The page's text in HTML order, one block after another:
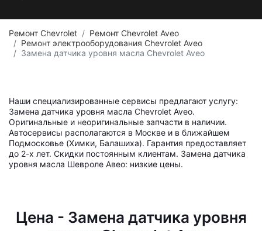
Ремонт Chevrolet
Ремонт Chevrolet Aveo
Ремонт электрооборудования Chevrolet Aveo
Замена датчика уровня масла Chevrolet Aveo
Наши специализированные сервисы предлагают услугу:
Замена датчика уровня масла Chevrolet Aveo.
Оригинальные и неоригинальные запчасти в наличии.
Автосервисы располагаются в Москве и в ближайшем
Подмосковье (Химки, Балашиха). Гарантия предоставляет
до 2-х лет. Скидки постоянным клиентам. Замена датчика
уровня масла Шевроле Авео: низкие цены.
Цена - Замена датчика уровня